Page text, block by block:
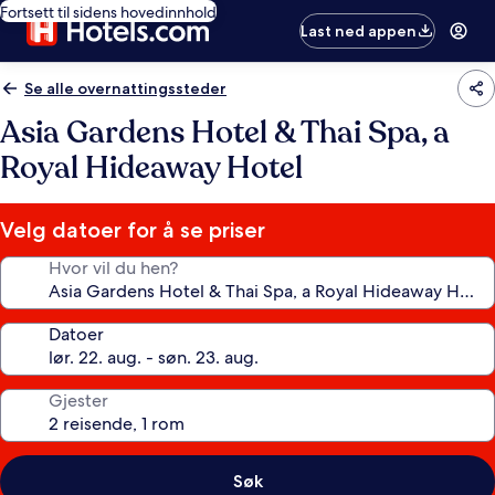
Fortsett til sidens hovedinnhold
Last ned appen
Se alle overnattingssteder
Asia Gardens Hotel & Thai Spa, a
Royal Hideaway Hotel
Velg datoer for å se priser
Hvor vil du hen?
Datoer
Gjester
Søk